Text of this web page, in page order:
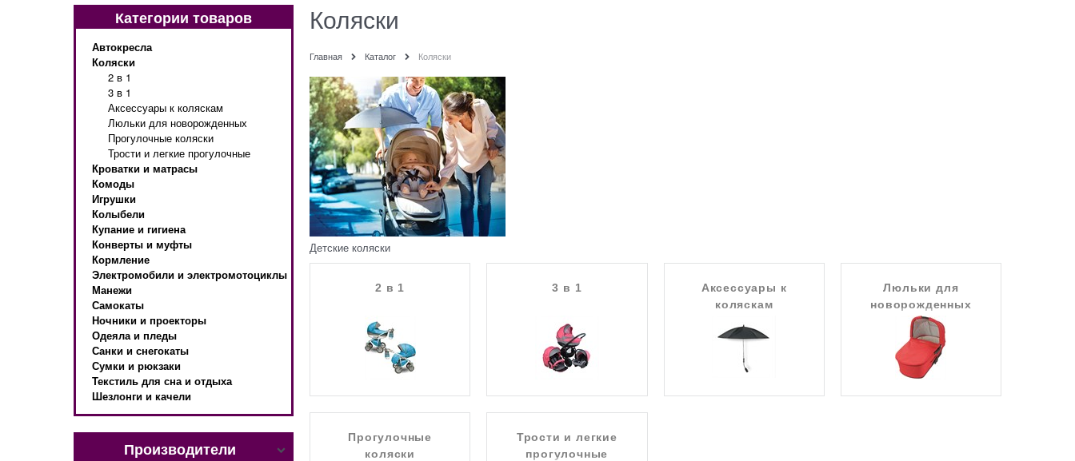
Категории товаров
Автокресла
Коляски
2 в 1
3 в 1
Аксессуары к коляскам
Люльки для новорожденных
Прогулочные коляски
Трости и легкие прогулочные
Кроватки и матрасы
Комоды
Игрушки
Колыбели
Купание и гигиена
Конверты и муфты
Кормление
Электромобили и электромотоциклы
Манежи
Самокаты
Ночники и проекторы
Одеяла и пледы
Санки и снегокаты
Сумки и рюкзаки
Текстиль для сна и отдыха
Шезлонги и качели
Производители
Коляски
Главная Каталог Коляски
Детские коляски
2 в 1 3 в 1
Аксессуары к
коляскам
Люльки для
новорожденных
Прогулочные
коляски
Трости и легкие
прогулочные